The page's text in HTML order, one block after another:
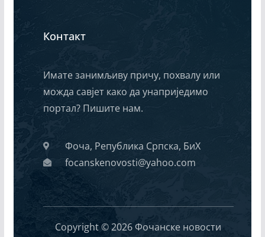
Контакт
Имате занимљиву причу, похвалу или
можда савјет како да унаприједимо
портал? Пишите нам.
Фоча, Република Српска, БиХ
focanskenovosti@yahoo.com
Copyright © 2026 Фочанске новости